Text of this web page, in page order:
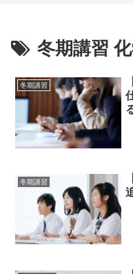
冬期講習
冬期講習
冬期講習